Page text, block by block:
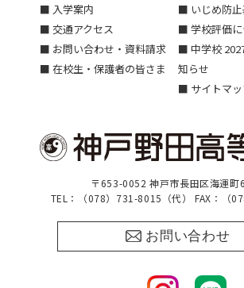
■ 入学案内
■ 交通アクセス
■ お問い合わせ・資料請求
■ 在校生・保護者の皆さま
■ いじめ防
■ 学校評価
■ 中学校
知らせ
■ サイトマ
〒653-0052 神戸市長田区海運町
TEL：（078）731-8015（代） FAX：（
お問い合わせ